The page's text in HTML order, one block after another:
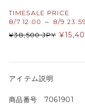
TIMESALE PRICE
8/7 12:00 ～ 8/9 23:59
¥38,500 JPY ¥
アイテム説明
商品番号 7061901